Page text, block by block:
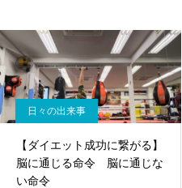
が消費カロリーと週の回数
で答えます
日々の出来事
【ダイエット成功に繋がる】
脳に通じる命令 脳に通じな
い命令